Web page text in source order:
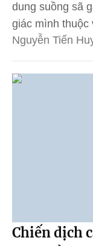
dung suồng sã
giác mình thuộc
Nguyễn Tiến
Chiến dịch